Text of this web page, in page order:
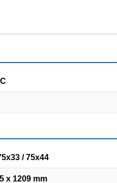
/ 75x44
x 1209 mm